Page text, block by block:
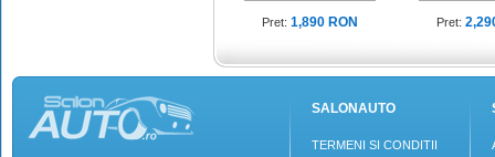
Pret: 1,890 RON Pret:
SALONAUTO
TERMENI SI CONDITII